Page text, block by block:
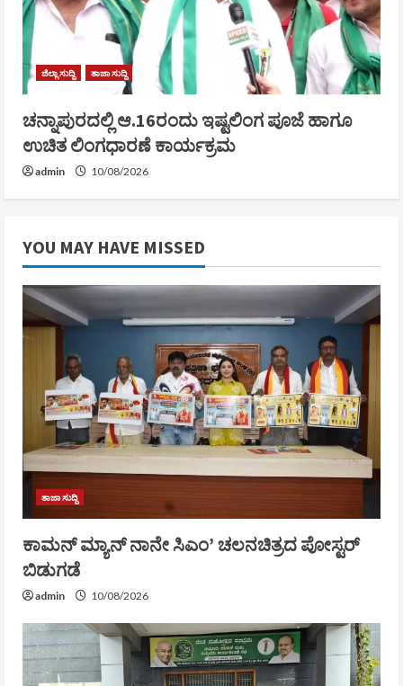
ಜಿಲ್ಲಾ ಸುದ್ದಿ ತಾಜಾ ಸುದ್ದಿ
ಚನ್ನಾಪುರದಲ್ಲಿ ಆ.16ರಂದು ಇಷ್ಟಲಿಂಗ ಪೂಜೆ ಹಾಗೂ
ಉಚಿತ ಲಿಂಗಧಾರಣೆ ಕಾರ್ಯಕ್ರಮ
admin 10/08/2026
YOU MAY HAVE MISSED
ತಾಜಾ ಸುದ್ದಿ
ಕಾಮನ್ ಮ್ಯಾನ್ ನಾನೇ ಸಿಎಂ’ ಚಲನಚಿತ್ರದ ಪೋಸ್ಟರ್
ಬಿಡುಗಡೆ
admin 10/08/2026